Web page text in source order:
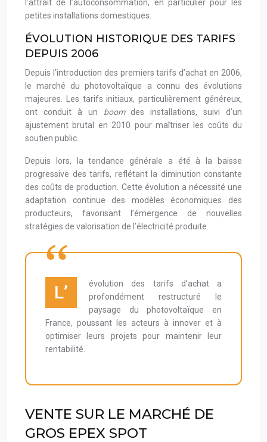
l’attrait de l’autoconsommation, en particulier pour les
petites installations domestiques.
ÉVOLUTION HISTORIQUE DES TARIFS
DEPUIS 2006
Depuis l’introduction des premiers tarifs d’achat en 2006,
le marché du photovoltaïque a connu des évolutions
majeures. Les tarifs initiaux, particulièrement généreux,
ont conduit à un boom des installations, suivi d’un
ajustement brutal en 2010 pour maîtriser les coûts du
soutien public.
Depuis lors, la tendance générale a été à la baisse
progressive des tarifs, reflétant la diminution constante
des coûts de production. Cette évolution a nécessité une
adaptation continue des modèles économiques des
producteurs, favorisant l’émergence de nouvelles
stratégies de valorisation de l’électricité produite.
L’
évolution des tarifs d’achat a
profondément restructuré le
paysage du photovoltaïque en
France, poussant les acteurs à innover et à
optimiser leurs projets pour maintenir leur
rentabilité.
VENTE SUR LE MARCHÉ DE
GROS EPEX SPOT